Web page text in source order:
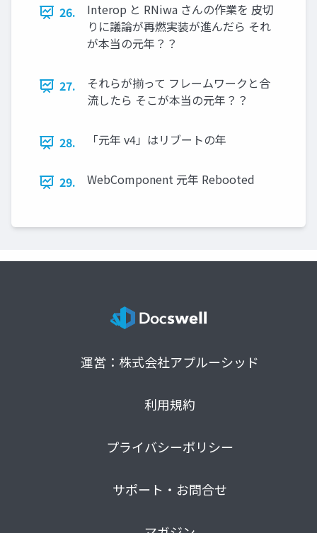
26.
Interop と RNiwa さんの作業を 皮切
りに議論が再燃実装が進んだら それ
が本当の元年？？
27.
それらが揃って フレームワークと合
流したら そこが本当の元年？？
28. 「元年 v4」はリブートの年
29. WebComponent 元年 Rebooted
運営：株式会社アプルーシッド
利用規約
プライバシーポリシー
サポート・お問合せ